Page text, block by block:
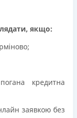
якщо:
кредитна
заявкою без